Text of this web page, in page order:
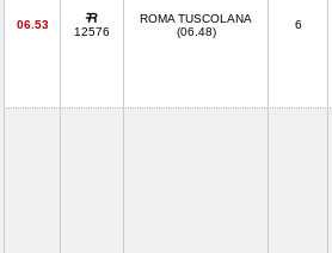
06.53
12576
ROMA TUSCOLANA
(06.48)
6